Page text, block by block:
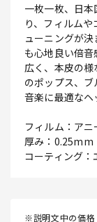
一枚一枚、日
り、フィルム
ューニングが
も心地良い倍
広く、本皮の
のポップス、
音楽に最適なヘ
フィルム：ア
厚み：0.25mm
コーティング
※説明文中の価格